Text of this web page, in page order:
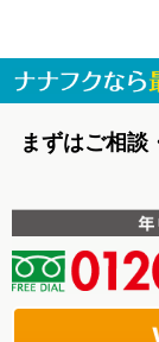
まずはご相談